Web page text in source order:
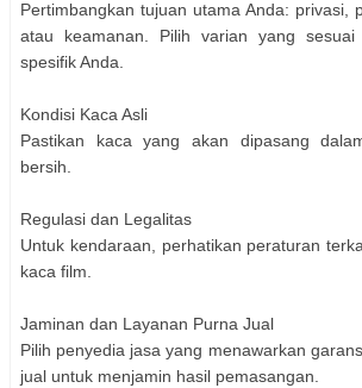
Pertimbangkan tujuan utama Anda: privasi,
atau keamanan. Pilih varian yang sesuai
spesifik Anda.
Kondisi Kaca Asli
Pastikan kaca yang akan dipasang
bersih.
Regulasi dan Legalitas
Untuk kendaraan, perhatikan peraturan
kaca film.
Jaminan dan Layanan Purna Jual
Pilih penyedia jasa yang menawarkan
jual untuk menjamin hasil pemasangan.